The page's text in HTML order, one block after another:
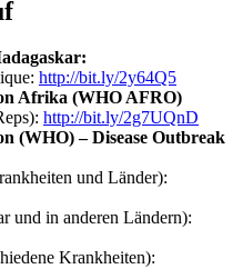
http://bit.ly/2y64Q5
Afrika (WHO AFRO)
http://bit.ly/2g7UQnD
(WHO) – Disease Outbreak
und Länder):
und in anderen Ländern):
Krankheiten):